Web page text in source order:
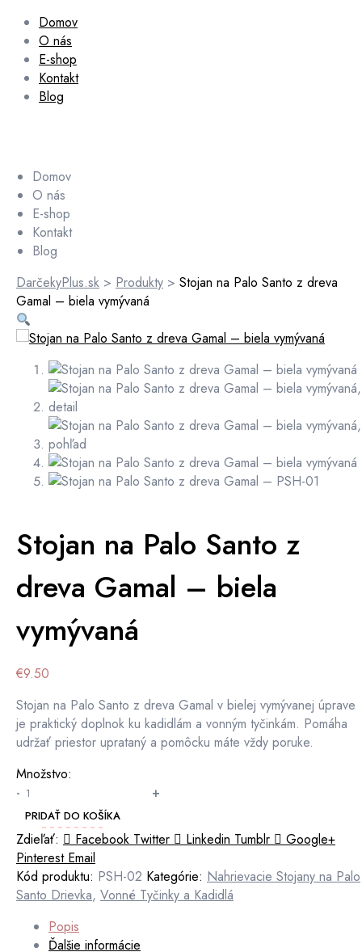
Domov
O nás
E-shop
Kontakt
Blog
Domov
O nás
E-shop
Kontakt
Blog
DarčekyPlus.sk > Produkty > Stojan na Palo Santo z dreva
Gamal – biela vymývaná
Stojan na Palo Santo z
dreva Gamal – biela
vymývaná
€9.50
Stojan na Palo Santo z dreva Gamal v bielej vymývanej úprave
je praktický doplnok ku kadidlám a vonným tyčinkám. Pomáha
udržať priestor uprataný a pomôcku máte vždy poruke.
Množstvo:
-
+
PRIDAŤ DO KOŠÍKA
Zdieľať: Facebook Twitter Linkedin Tumblr
Google+
Pinterest Email
Kód produktu: PSH-02 Kategórie: Nahrievacie Stojany na Palo
Santo Drievka, Vonné Tyčinky a Kadidlá
Popis
Ďalšie informácie